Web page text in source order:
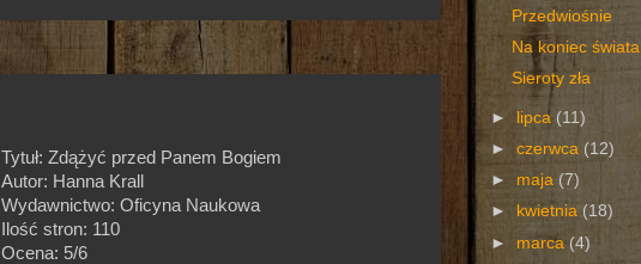
Tytuł: Zdążyć przed Panem Bogiem
Autor: Hanna Krall
Wydawnictwo: Oficyna Naukowa
Ilość stron: 110
Ocena: 5/6
Przedwiośnie
Na koniec świata
Sieroty zła
► lipca (11)
►czerwca (12)
► maja (7)
►
kwietnia (18)
► marca (4)